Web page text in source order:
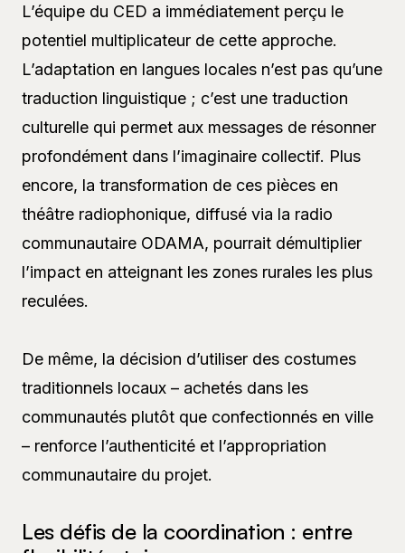
L’équipe du CED a immédiatement perçu le
potentiel multiplicateur de cette approche.
L’adaptation en langues locales n’est pas qu’une
traduction linguistique ; c’est une traduction
culturelle qui permet aux messages de résonner
profondément dans l’imaginaire collectif. Plus
encore, la transformation de ces pièces en
théâtre radiophonique, diffusé via la radio
communautaire ODAMA, pourrait démultiplier
l’impact en atteignant les zones rurales les plus
reculées.
De même, la décision d’utiliser des costumes
traditionnels locaux – achetés dans les
communautés plutôt que confectionnés en ville
– renforce l’authenticité et l’appropriation
communautaire du projet.
Les défis de la coordination : entre